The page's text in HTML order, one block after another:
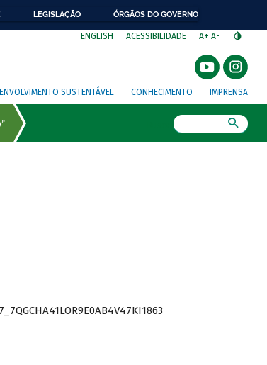
LEGISLAÇÃO ÓRGÃOS DO GOVERNO
ENGLISH ACESSIBILIDADE A+ A-
SUSTENTÁVEL CONHECIMENTO IMPRENSA